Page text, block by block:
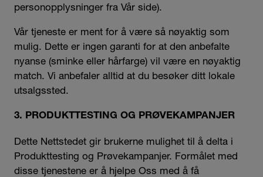
personopplysninger fra Vår side).
Vår tjeneste er ment for å være så nøyaktig som
mulig. Dette er ingen garanti for at den anbefalte
nyanse (sminke eller hårfarge) vil være en nøyaktig
match. Vi anbefaler alltid at du besøker ditt lokale
utsalgssted.
3. PRODUKTTESTING OG PRØVEKAMPANJER
Dette Nettstedet gir brukerne mulighet til å delta i
Produkttesting og Prøvekampanjer. Formålet med
disse tjenestene er å hjelpe Oss med å få